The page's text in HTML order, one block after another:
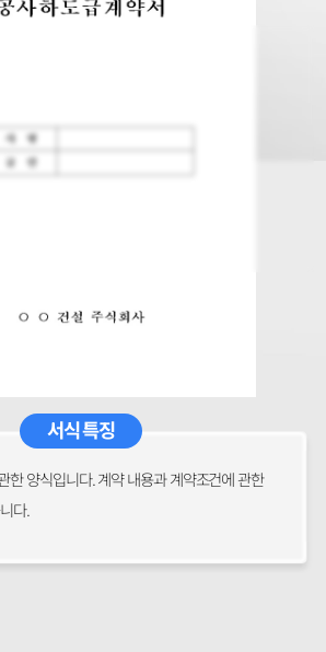
서식 특징
한 양식입니다. 계약 내용과 계약조건에 관한
다.